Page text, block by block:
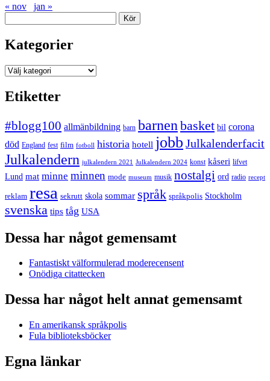
« nov
jan »
Kategorier
Kategorier
Etiketter
#blogg100 allmänbildning barn barnen basket bil corona
död England fest film fotboll historia hotell jobb Julkalenderfacit
Julkalendern julkalendern 2021 Julkalendern 2024 konst kåseri lifvet
Lund mat minne minnen mode museum musik nostalgi ord radio recept
reklam resa sekrutt skola sommar språk språkpolis Stockholm
svenska tips tåg USA
Dessa har något gemensamt
Fantastiskt välformulerad moderecensent
Onödiga citattecken
Dessa har något helt annat gemensamt
En amerikansk språkpolis
Fula biblioteksböcker
Egna länkar